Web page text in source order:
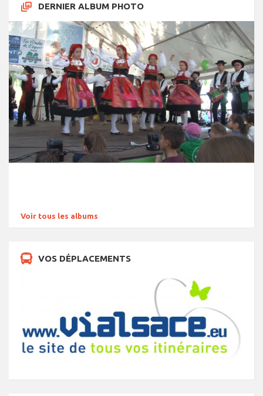
DERNIER ALBUM PHOTO
Voir tous les albums
VOS DÉPLACEMENTS